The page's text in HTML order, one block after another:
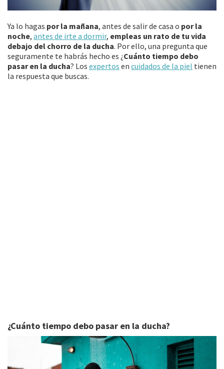
Ya lo hagas por la mañana, antes de salir de casa o por la
noche, antes de irte a dormir, empleas un rato de tu vida
debajo del chorro de la ducha. Por ello, una pregunta que
seguramente te habrás hecho es ¿Cuánto tiempo debo
pasar en la ducha? Los expertos en cuidados de la piel tienen
la respuesta que buscas.
¿Cuánto tiempo debo pasar en la ducha?